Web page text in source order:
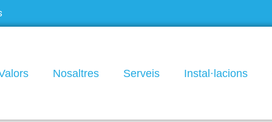
Nosaltres Serveis Instal·lacions